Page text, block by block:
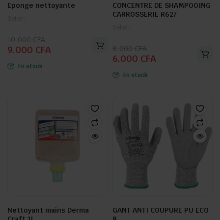
Eponge nettoyante
10.000CFA
Le
prix
initial
9.000 CFA
Le
prix
actuel
En stock
CONCENTRE DE SHAMPOOING
CARROSSERIE R627
8.000CFA
Le
prix
initial
6.000 CFA
Le
prix
actuel
En stock
Nettoyant mains Derma
GANT ANTI COUPURE PU ECO